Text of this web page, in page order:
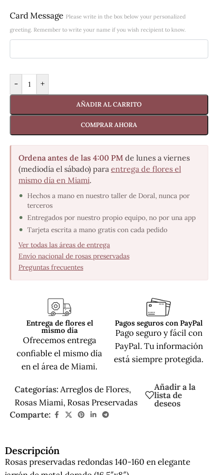
Card Message Please write in the box below your personalized
greeting. Remember to write your name if you wish recipient to know.
- +
AÑADIR AL CARRITO
COMPRAR AHORA
Ordena antes de las 4:00 PM de lunes a viernes
(mediodía el sábado) para entrega de flores el
mismo día en Miami.
Hechos a mano en nuestro taller de Doral, nunca por
terceros
Entregados por nuestro propio equipo, no por una app
Tarjeta escrita a mano gratis con cada pedido
Ver todas las áreas de entrega
·Envío nacional de rosas preservadas
·Preguntas frecuentes
Entrega de flores el
mismo día
Ofrecemos entrega
confiable el mismo día
en el área de Miami.
Pagos seguros con PayPal
Pago seguro y fácil con
PayPal. Tu información
está siempre protegida.
Categorías:Arreglos de Flores,
Rosas Miami, Rosas Preservadas
Añadir a la
lista de
deseos
Comparte:
Descripción
Rosas preservadas redondas 140-160 en elegante